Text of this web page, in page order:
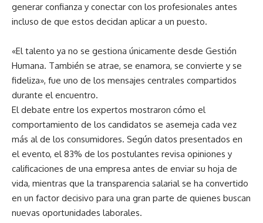
generar confianza y conectar con los profesionales antes
incluso de que estos decidan aplicar a un puesto.
«El talento ya no se gestiona únicamente desde Gestión
Humana. También se atrae, se enamora, se convierte y se
fideliza», fue uno de los mensajes centrales compartidos
durante el encuentro.
El debate entre los expertos mostraron cómo el
comportamiento de los candidatos se asemeja cada vez
más al de los consumidores. Según datos presentados en
el evento, el 83% de los postulantes revisa opiniones y
calificaciones de una empresa antes de enviar su hoja de
vida, mientras que la transparencia salarial se ha convertido
en un factor decisivo para una gran parte de quienes buscan
nuevas oportunidades laborales.